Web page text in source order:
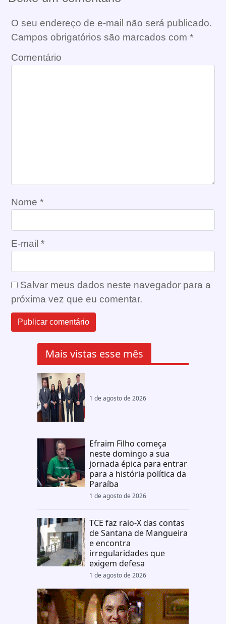
O seu endereço de e-mail não será publicado.
Campos obrigatórios são marcados com *
Comentário
Nome *
E-mail *
Salvar meus dados neste navegador para a
próxima vez que eu comentar.
Mais vistas esse mês
1 de agosto de 2026
Efraim Filho começa
neste domingo a sua
jornada épica para entrar
para a história política da
Paraíba
1 de agosto de 2026
TCE faz raio-X das contas
de Santana de Mangueira
e encontra
irregularidades que
exigem defesa
1 de agosto de 2026